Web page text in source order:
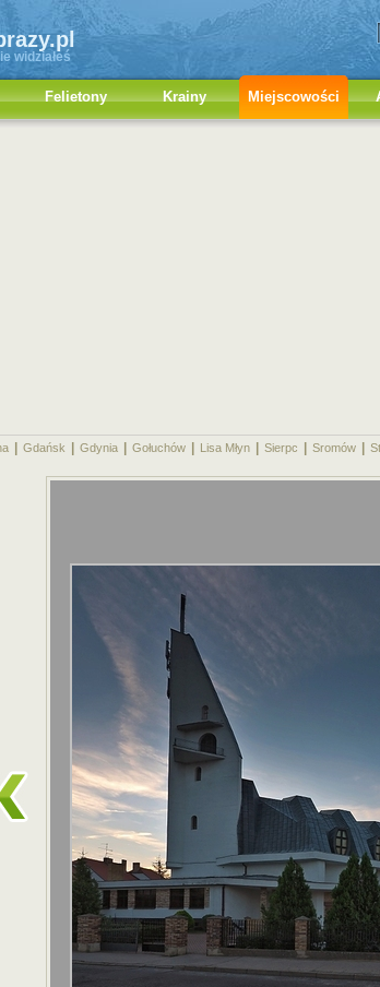
widziałeś
Felietony Krainy Miejscowości
Gdańsk Gdynia Gołuchów Lisa Młyn Sierpc Sromów